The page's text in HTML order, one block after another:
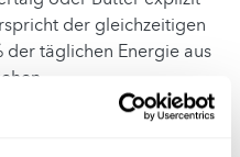
der gleichzeitigen
der täglichen Energie aus